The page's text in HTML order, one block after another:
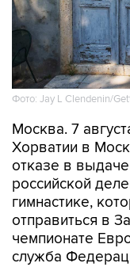
Фото: Jay L Clendenin/
Москва. 7
Хорватии в
отказе в
российской
гимнастике,
отправиться в
чемпионате
служба